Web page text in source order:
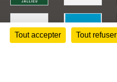
Tout accepter Tout refuser